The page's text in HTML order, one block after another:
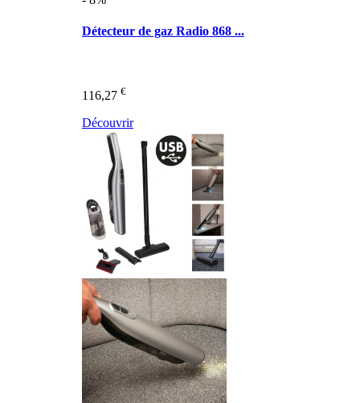
Détecteur de gaz Radio 868 ...
116,27 €
Découvrir